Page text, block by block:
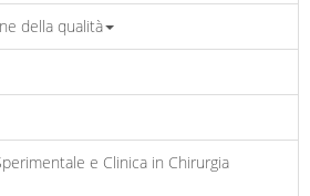
della qualità
e Clinica in Chirurgia